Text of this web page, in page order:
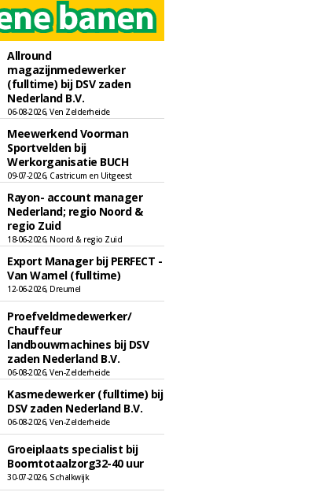
Allround
magazijnmedewerker
(fulltime) bij DSV zaden
Nederland B.V.
06-08-2026, Ven Zelderheide
Meewerkend Voorman
Sportvelden bij
Werkorganisatie BUCH
09-07-2026, Castricum en Uitgeest
Rayon- account manager
Nederland; regio Noord &
regio Zuid
18-06-2026, Noord & regio Zuid
Export Manager bij PERFECT -
Van Wamel (fulltime)
12-06-2026, Dreumel
Proefveldmedewerker/
Chauffeur
landbouwmachines bij DSV
zaden Nederland B.V.
06-08-2026, Ven-Zelderheide
Kasmedewerker (fulltime) bij
DSV zaden Nederland B.V.
06-08-2026, Ven-Zelderheide
Groeiplaats specialist bij
Boomtotaalzorg32-40 uur
30-07-2026, Schalkwijk